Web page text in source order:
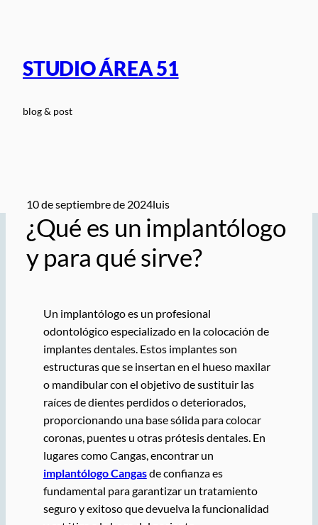
STUDIO ÁREA 51
blog & post
10 de septiembre de 2024luis
¿Qué es un implantólogo
y para qué sirve?
Un implantólogo es un profesional
odontológico especializado en la colocación de
implantes dentales. Estos implantes son
estructuras que se insertan en el hueso maxilar
o mandibular con el objetivo de sustituir las
raíces de dientes perdidos o deteriorados,
proporcionando una base sólida para colocar
coronas, puentes u otras prótesis dentales. En
lugares como Cangas, encontrar un
implantólogo Cangasde confianza es
fundamental para garantizar un tratamiento
seguro y exitoso que devuelva la funcionalidad